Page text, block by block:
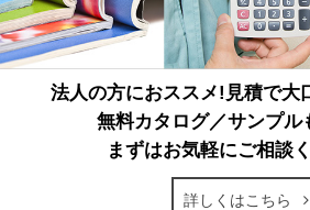
法人の方におススメ!見積で大
無料カタログ／サンプル
まずはお気軽にご相談く
詳しくはこちら